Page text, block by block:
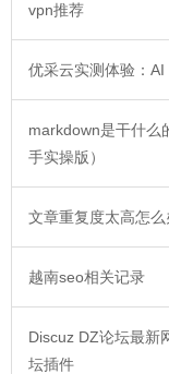
vpn推荐
优采云实测体验：
markdown是干什么
手实操版）
文章重复度太高怎
越南seo相关记录
Discuz DZ论坛最新
坛插件